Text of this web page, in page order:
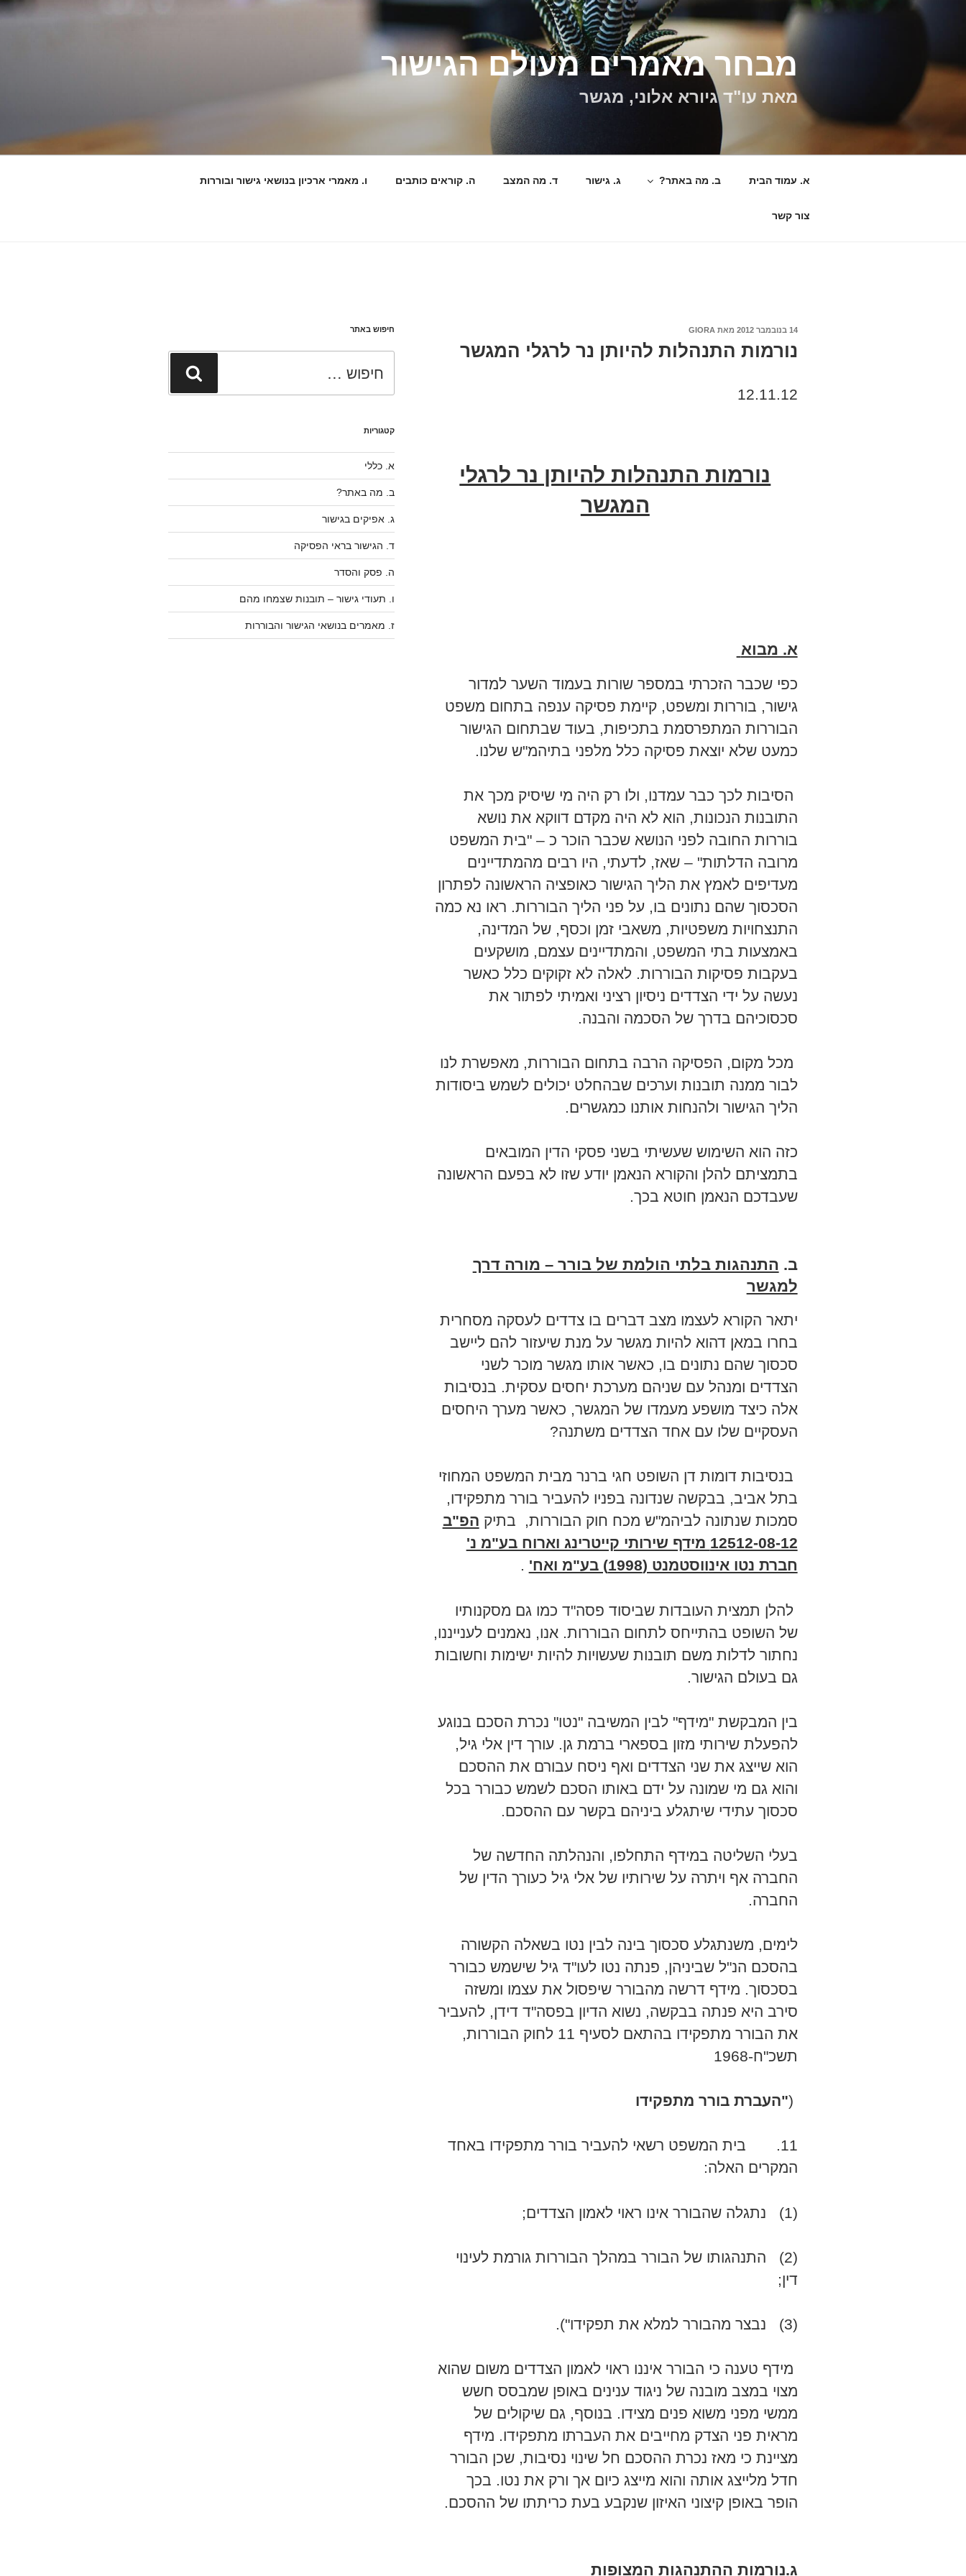
מבחר מאמרים מעולם הגישור
מאת עו"ד גיורא אלוני, מגשר
א. עמוד הבית ב. מה באתר? ג. גישור ד. מה המצב ה. קוראים כותבים ו. מאמרי ארכיון בנושאי גישור ובוררות
צור קשר
פורסם
14 בנובמבר 2012 מאת GIORA
נורמות התנהלות להיותן נר לרגלי המגשר
12.11.12
נורמות התנהלות להיותן נר לרגלי
המגשר
א. מבוא
כפי שכבר הזכרתי במספר שורות בעמוד השער למדור
גישור, בוררות ומשפט, קיימת פסיקה ענפה בתחום משפט
הבוררות המתפרסמת בתכיפות, בעוד שבתחום הגישור
כמעט שלא יוצאת פסיקה כלל מלפני בתיהמ"ש שלנו.
הסיבות לכך כבר עמדנו, ולו רק היה מי שיסיק מכך את
התובנות הנכונות, הוא לא היה מקדם דווקא את נושא
בוררות החובה לפני הנושא שכבר הוכר כ – "בית המשפט
מרובה הדלתות" – שאז, לדעתי, היו רבים מהמתדיינים
מעדיפים לאמץ את הליך הגישור כאופציה הראשונה לפתרון
הסכסוך שהם נתונים בו, על פני הליך הבוררות. ראו נא כמה
התנצחויות משפטיות, משאבי זמן וכסף, של המדינה,
באמצעות בתי המשפט, והמתדיינים עצמם, מושקעים
בעקבות פסיקות הבוררות. לאלה לא זקוקים כלל כאשר
נעשה על ידי הצדדים ניסיון רציני ואמיתי לפתור את
סכסוכיהם בדרך של הסכמה והבנה.
מכל מקום, הפסיקה הרבה בתחום הבוררות, מאפשרת לנו
לבור ממנה תובנות וערכים שבהחלט יכולים לשמש ביסודות
הליך הגישור ולהנחות אותנו כמגשרים.
כזה הוא השימוש שעשיתי בשני פסקי הדין המובאים
בתמציתם להלן והקורא הנאמן יודע שזו לא בפעם הראשונה
שעבדכם הנאמן חוטא בכך.
ב. התנהגות בלתי הולמת של בורר – מורה דרך
למגשר
יתאר הקורא לעצמו מצב דברים בו צדדים לעסקה מסחרית
בחרו במאן דהוא להיות מגשר על מנת שיעזור להם ליישב
סכסוך שהם נתונים בו, כאשר אותו מגשר מוכר לשני
הצדדים ומנהל עם שניהם מערכת יחסים עסקית. בנסיבות
אלה כיצד מושפע מעמדו של המגשר, כאשר מערך היחסים
העסקיים שלו עם אחד הצדדים משתנה?
בנסיבות דומות דן השופט חגי ברנר מבית המשפט המחוזי
בתל אביב, בבקשה שנדונה בפניו להעביר בורר מתפקידו,
סמכות שנתונה לביהמ"ש מכח חוק הבוררות, בתיק הפ"ב
12512-08-12 מידף שירותי קייטרינג וארוח בע"מ נ'
חברת נטו אינווסטמנט (1998) בע"מ ואח'
.
להלן תמצית העובדות שביסוד פסה"ד כמו גם מסקנותיו
של השופט בהתייחס לתחום הבוררות. אנו, נאמנים לענייננו,
נחתור לדלות משם תובנות שעשויות להיות ישימות וחשובות
גם בעולם הגישור.
בין המבקשת "מידף" לבין המשיבה "נטו" נכרת הסכם בנוגע
להפעלת שירותי מזון בספארי ברמת גן. עורך דין אלי גיל,
הוא שייצג את שני הצדדים ואף ניסח עבורם את ההסכם
והוא גם מי שמונה על ידם באותו הסכם לשמש כבורר בכל
סכסוך עתידי שיתגלע ביניהם בקשר עם ההסכם.
בעלי השליטה במידף התחלפו, והנהלתה החדשה של
החברה אף ויתרה על שירותיו של אלי גיל כעורך הדין של
החברה.
לימים, משנתגלע סכסוך בינה לבין נטו בשאלה הקשורה
בהסכם הנ"ל שביניהן, פנתה נטו לעו"ד גיל שישמש כבורר
בסכסוך. מידף דרשה מהבורר שיפסול את עצמו ומשזה
סירב היא פנתה בבקשה, נשוא הדיון בפסה"ד דידן, להעביר
את הבורר מתפקידו בהתאם לסעיף 11 לחוק הבוררות,
תשכ"ח-1968
("העברת בורר מתפקידו
11. בית המשפט רשאי להעביר בורר מתפקידו באחד
המקרים האלה:
(1) נתגלה שהבורר אינו ראוי לאמון הצדדים;
(2) התנהגותו של הבורר במהלך הבוררות גורמת לעינוי
דין;
(3) נבצר מהבורר למלא את תפקידו").
מידף טענה כי הבורר איננו ראוי לאמון הצדדים משום שהוא
מצוי במצב מובנה של ניגוד ענינים באופן שמבסס חשש
ממשי מפני משוא פנים מצידו. בנוסף, גם שיקולים של
מראית פני הצדק מחייבים את העברתו מתפקידו. מידף
מציינת כי מאז נכרת ההסכם חל שינוי נסיבות, שכן הבורר
חדל מלייצג אותה והוא מייצג כיום אך ורק את נטו. בכך
הופר באופן קיצוני האיזון שנקבע בעת כריתתו של ההסכם.
ג.נורמות ההתנהגות המצופות
חיפוש באתר
חיפוש
קטגוריות
א. כללי
ב. מה באתר?
ג. אפיקים בגישור
ד. הגישור בראי הפסיקה
ה. פסק והסדר
ו. תעודי גישור – תובנות שצמחו מהם
ז. מאמרים בנושאי הגישור והבוררות